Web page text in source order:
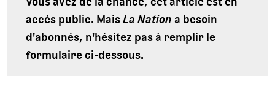
accès public. MaisLa Nationa besoin
d'abonnés, n'hésitez pas à remplir le
formulaire ci-dessous.